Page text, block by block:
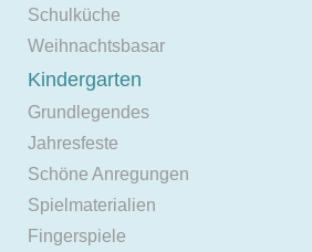
Schulküche
Weihnachtsbasar
Kindergarten
Grundlegendes
Jahresfeste
Schöne Anregungen
Spielmaterialien
Fingerspiele